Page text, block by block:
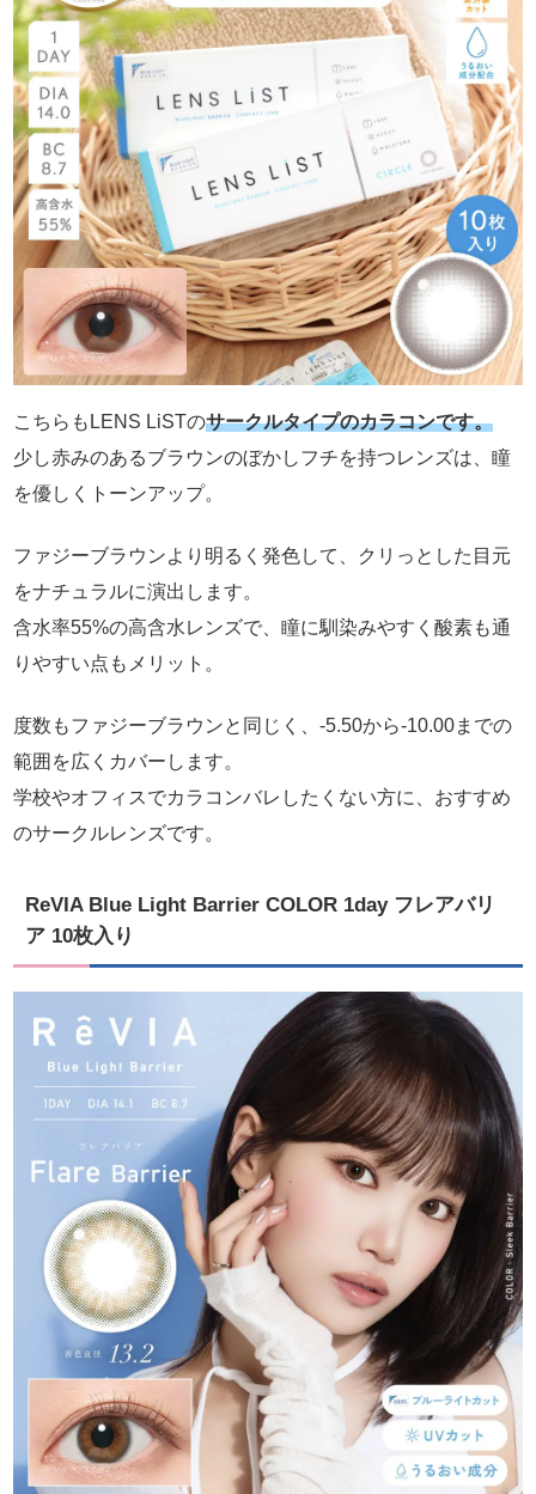
こちらもLENS LiSTのサークルタイプのカラコンです。
少し赤みのあるブラウンのぼかしフチを持つレンズは、瞳
を優しくトーンアップ。
ファジーブラウンより明るく発色して、クリっとした目元
をナチュラルに演出します。
含水率55%の高含水レンズで、瞳に馴染みやすく酸素も通
りやすい点もメリット。
度数もファジーブラウンと同じく、-5.50から-10.00までの
範囲を広くカバーします。
学校やオフィスでカラコンバレしたくない方に、おすすめ
のサークルレンズです。
ReVIA Blue Light Barrier COLOR 1day フレアバリ
ア 10枚入り